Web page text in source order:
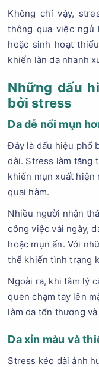
Không chỉ vậy,
thông qua việc ngủ
hoặc sinh hoạt
khiến làn da nhanh
Những dấu
bởi stress
Da dễ nổi mụn
Đây là dấu hiệu phổ
dài. Stress làm tăng
khiến mụn xuất hiện
quai hàm.
Nhiều người nhận
công việc vài ngày,
hoặc mụn ẩn. Với
thể khiến tình trạng
Ngoài ra, khi tâm lý
quen chạm tay lên
làm da tổn thương
Da xỉn màu và
Stress kéo dài ảnh